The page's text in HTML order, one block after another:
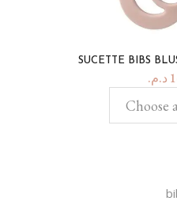
SUCETTE BIBS
د.م.
Choose